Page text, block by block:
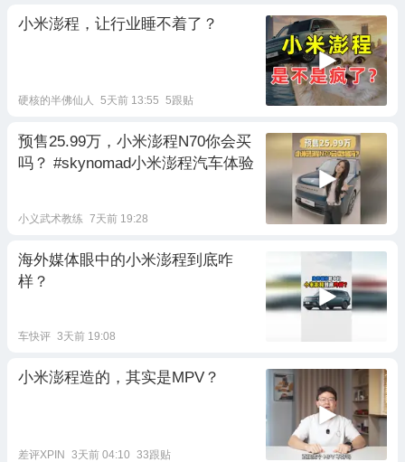
小米澎程，让行业睡不着了？
硬核的半佛仙人 5天前 13:55 5跟贴
预售25.99万，小米澎程N70你会买
吗？ #skynomad小米澎程汽车体验
小义武术教练 7天前 19:28
海外媒体眼中的小米澎程到底咋
样？
车快评 3天前 19:08
小米澎程造的，其实是MPV？
差评XPIN 3天前 04:10 33跟贴